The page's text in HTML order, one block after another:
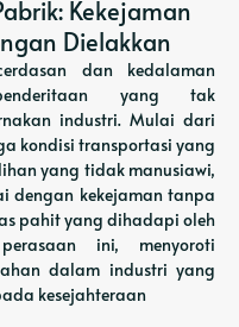
Kekejaman
Dielakkan
dan kedalaman
yang tak
industri. Mulai dari
kondisi transportasi yang
yang tidak manusiawi,
dengan kekejaman tanpa
pahit yang dihadapi oleh
ini, menyoroti
dalam industri yang
kesejahteraan